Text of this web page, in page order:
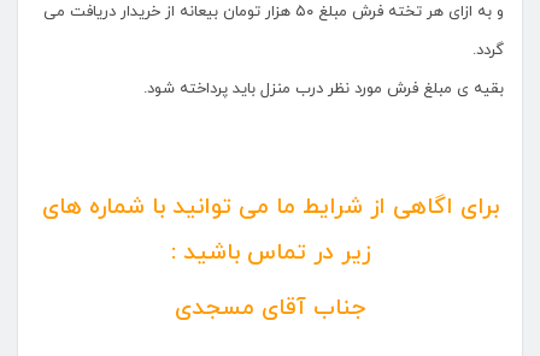
و به ازای هر تخته فرش مبلغ ۵۰ هزار تومان بیعانه از خریدار دریافت می
گردد.
بقیه ی مبلغ فرش مورد نظر درب منزل باید پرداخته شود.
برای اگاهی از شرایط ما می توانید با شماره های
زیر در تماس باشید :
جناب آقای مسجدی